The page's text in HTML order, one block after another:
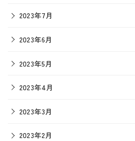
2023年7月
2023年6月
2023年5月
2023年4月
2023年3月
2023年2月